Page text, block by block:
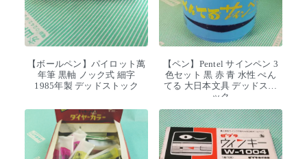
【ボールペン】パイロット萬
年筆 黒軸 ノック式 細字
1985年製 デッドストック
【ペン】Pentel サインペン 3
色セット 黒 赤 青 水性 ぺん
てる 大日本文具 デッドスト
ック